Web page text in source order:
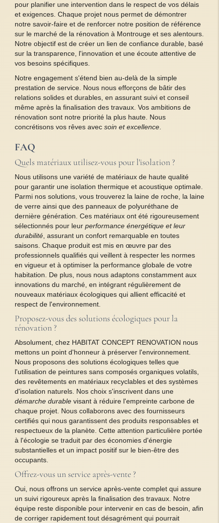
pour planifier une intervention dans le respect de vos délais
et exigences. Chaque projet nous permet de démontrer
notre savoir-faire et de renforcer notre position de référence
sur le marché de la rénovation à Montrouge et ses alentours.
Notre objectif est de créer un lien de confiance durable, basé
sur la transparence, l'innovation et une écoute attentive de
vos besoins spécifiques.
Notre engagement s'étend bien au-delà de la simple
prestation de service. Nous nous efforçons de bâtir des
relations solides et durables, en assurant suivi et conseil
même après la finalisation des travaux. Vos ambitions de
rénovation sont notre priorité la plus haute. Nous
concrétisons vos rêves avec soin et excellence.
FAQ
Quels matériaux utilisez-vous pour l'isolation ?
Nous utilisons une variété de matériaux de haute qualité
pour garantir une isolation thermique et acoustique optimale.
Parmi nos solutions, vous trouverez la laine de roche, la laine
de verre ainsi que des panneaux de polyuréthane de
dernière génération. Ces matériaux ont été rigoureusement
sélectionnés pour leur performance énergétique et leur
durabilité, assurant un confort remarquable en toutes
saisons. Chaque produit est mis en œuvre par des
professionnels qualifiés qui veillent à respecter les normes
en vigueur et à optimiser la performance globale de votre
habitation. De plus, nous nous adaptons constamment aux
innovations du marché, en intégrant régulièrement de
nouveaux matériaux écologiques qui allient efficacité et
respect de l'environnement.
Proposez-vous des solutions écologiques pour la
rénovation ?
Absolument, chez HABITAT CONCEPT RENOVATION nous
mettons un point d'honneur à préserver l'environnement.
Nous proposons des solutions écologiques telles que
l'utilisation de peintures sans composés organiques volatils,
des revêtements en matériaux recyclables et des systèmes
d'isolation naturels. Nos choix s'inscrivent dans une
démarche durable visant à réduire l'empreinte carbone de
chaque projet. Nous collaborons avec des fournisseurs
certifiés qui nous garantissent des produits responsables et
respectueux de la planète. Cette attention particulière portée
à l'écologie se traduit par des économies d'énergie
substantielles et un impact positif sur le bien-être des
occupants.
Offrez-vous un service après-vente ?
Oui, nous offrons un service après-vente complet qui assure
un suivi rigoureux après la finalisation des travaux. Notre
équipe reste disponible pour intervenir en cas de besoin, afin
de corriger rapidement tout désagrément qui pourrait